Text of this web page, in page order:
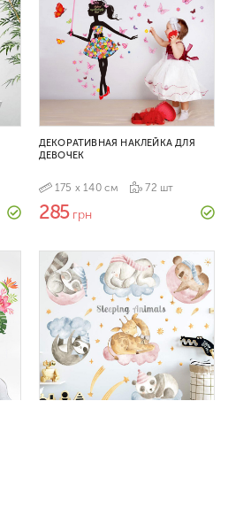
ДЕКОРАТИВНАЯ НАКЛЕЙКА ДЛЯ
ДЕВОЧЕК
175 х 140 см 72 шт
285грн